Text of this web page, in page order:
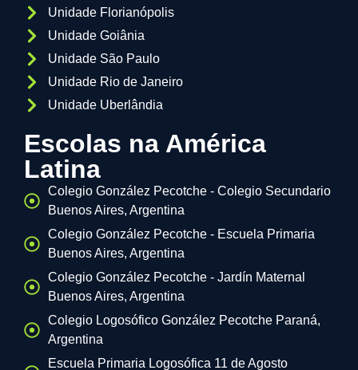
Unidade Florianópolis
Unidade Goiânia
Unidade São Paulo
Unidade Rio de Janeiro
Unidade Uberlândia
Escolas na América
Latina
Colegio González Pecotche - Colegio Secundario
Buenos Aires, Argentina
Colegio González Pecotche - Escuela Primaria
Buenos Aires, Argentina
Colegio González Pecotche - Jardín Maternal
Buenos Aires, Argentina
Colegio Logosófico González Pecotche Paraná,
Argentina
Escuela Primaria Logosófica 11 de Agosto